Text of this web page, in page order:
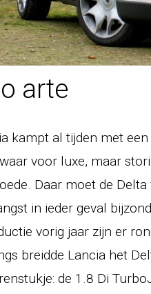
arte
kampt al tijden met
voor luxe, maar
Daar moet de
in ieder geval
vorig jaar zijn er
breidde Lancia het
de 1.8 Di